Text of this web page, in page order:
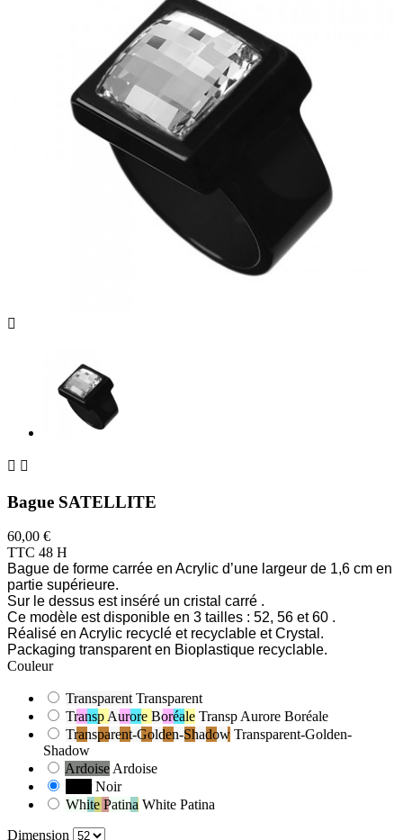

 
Bague SATELLITE
60,00 €
TTC 48 H
Bague de forme carrée en Acrylic d’une largeur de 1,6 cm en
partie supérieure.
Sur le dessus est inséré un cristal carré .
Ce modèle est disponible en 3 tailles : 52, 56 et 60 .
Réalisé en Acrylic recyclé et recyclable et Crystal.
Packaging transparent en Bioplastique recyclable.
Couleur
Transparent Transparent
Transp Aurore Boréale Transp Aurore Boréale
Transparent-Golden-Shadow Transparent-Golden-
Shadow
ArdoiseArdoise
Noir
White Patina White Patina
Dimension